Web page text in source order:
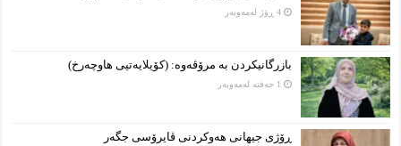
4 ڕۆژ لەمەوبەر
بازرگانیکردن بە مرۆڤەوە: (کۆیلایەتیی هاوچەرخ)
1 حەفتە لەمەوبەر
ڕۆژی جیهانی هەوکردنی ڤایرۆسی جگەر